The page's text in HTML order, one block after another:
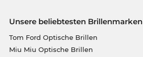
Unsere beliebtesten Brillenmarken
Tom Ford Optische Brillen
Miu Miu Optische Brillen